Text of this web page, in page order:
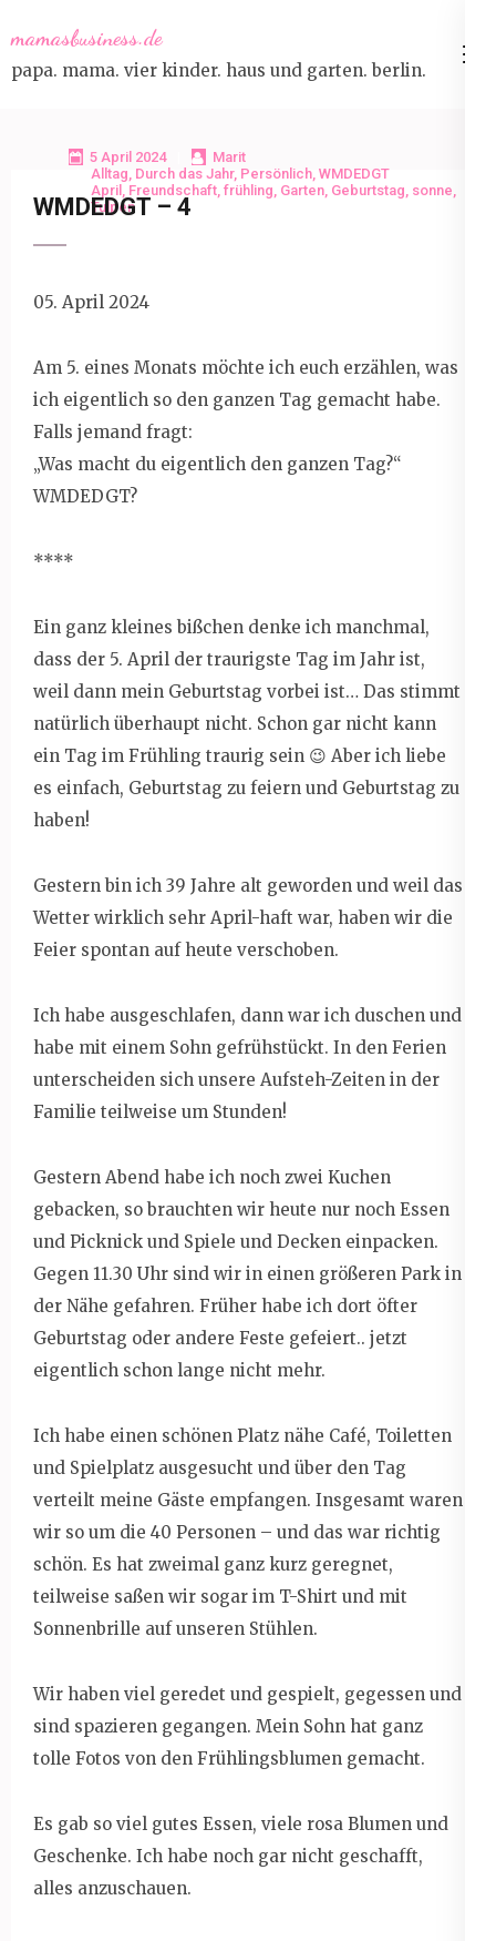
to
content
mamasbusiness.de
papa. mama. vier kinder. haus und garten. berlin.
5 April 2024
Marit
Alltag, Durch das Jahr, Persönlich, WMDEDGT
April , Freundschaft, frühling, Garten, Geburtstag, sonne,
Tulpen
WMDEDGT – 4
05. April 2024
Am 5. eines Monats möchte ich euch erzählen, was
ich eigentlich so den ganzen Tag gemacht habe.
Falls jemand fragt:
„Was macht du eigentlich den ganzen Tag?“
WMDEDGT?
****
Ein ganz kleines bißchen denke ich manchmal,
dass der 5. April der traurigste Tag im Jahr ist,
weil dann mein Geburtstag vorbei ist… Das stimmt
natürlich überhaupt nicht. Schon gar nicht kann
ein Tag im Frühling traurig sein 😉 Aber ich liebe
es einfach, Geburtstag zu feiern und Geburtstag zu
haben!
Gestern bin ich 39 Jahre alt geworden und weil das
Wetter wirklich sehr April-haft war, haben wir die
Feier spontan auf heute verschoben.
Ich habe ausgeschlafen, dann war ich duschen und
habe mit einem Sohn gefrühstückt. In den Ferien
unterscheiden sich unsere Aufsteh-Zeiten in der
Familie teilweise um Stunden!
Gestern Abend habe ich noch zwei Kuchen
gebacken, so brauchten wir heute nur noch Essen
und Picknick und Spiele und Decken einpacken.
Gegen 11.30 Uhr sind wir in einen größeren Park in
der Nähe gefahren. Früher habe ich dort öfter
Geburtstag oder andere Feste gefeiert.. jetzt
eigentlich schon lange nicht mehr.
Ich habe einen schönen Platz nähe Café, Toiletten
und Spielplatz ausgesucht und über den Tag
verteilt meine Gäste empfangen. Insgesamt waren
wir so um die 40 Personen – und das war richtig
schön. Es hat zweimal ganz kurz geregnet,
teilweise saßen wir sogar im T-Shirt und mit
Sonnenbrille auf unseren Stühlen.
Wir haben viel geredet und gespielt, gegessen und
sind spazieren gegangen. Mein Sohn hat ganz
tolle Fotos von den Frühlingsblumen gemacht.
Es gab so viel gutes Essen, viele rosa Blumen und
Geschenke. Ich habe noch gar nicht geschafft,
alles anzuschauen.